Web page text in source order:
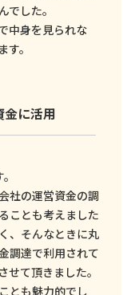
した。
中身を見られな
。
金に活用
社の運営資金の調
ことも考えました
、そんなときに丸
調達で利用されて
て頂きました。
とも魅力的でし